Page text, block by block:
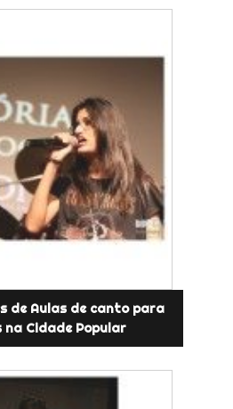
de Aulas de canto para
na Cidade Popular